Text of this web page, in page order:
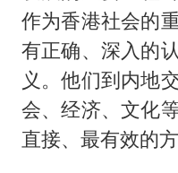
作为香港社会的
有正确、深入的
义。他们到内地
会、经济、文化
直接、最有效的方